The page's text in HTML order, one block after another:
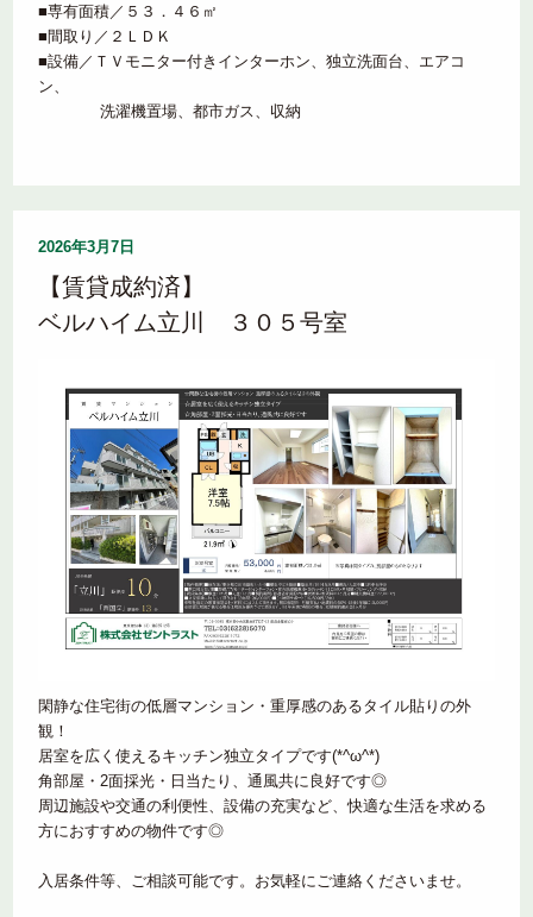
■専有面積／５３．４６㎡
■間取り／２ＬＤＫ
■設備／ＴＶモニター付きインターホン、独立洗面台、エアコ
ン、
洗濯機置場、都市ガス、収納
2026年3月7日
【賃貸成約済】
ベルハイム立川 ３０５号室
閑静な住宅街の低層マンション・重厚感のあるタイル貼りの外
観！
居室を広く使えるキッチン独立タイプです(*^ω^*)
角部屋・2面採光・日当たり、通風共に良好です◎
周辺施設や交通の利便性、設備の充実など、快適な生活を求める
方におすすめの物件です◎
入居条件等、ご相談可能です。お気軽にご連絡くださいませ。